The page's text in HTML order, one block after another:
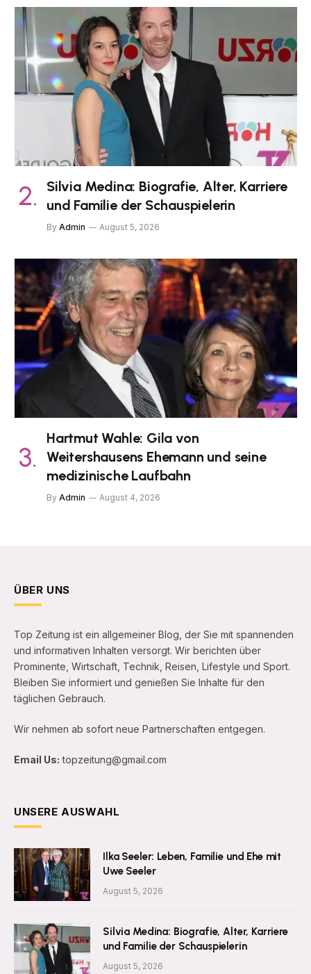
Silvia Medina: Biografie, Alter, Karriere
und Familie der Schauspielerin
By Admin August 5, 2026
Hartmut Wahle: Gila von
Weitershausens Ehemann und seine
medizinische Laufbahn
By Admin August 4, 2026
ÜBER UNS
Top Zeitung ist ein allgemeiner Blog, der Sie mit spannenden
und informativen Inhalten versorgt. Wir berichten über
Prominente, Wirtschaft, Technik, Reisen, Lifestyle und Sport.
Bleiben Sie informiert und genießen Sie Inhalte für den
täglichen Gebrauch.
Wir nehmen ab sofort neue Partnerschaften entgegen.
Email Us: topzeitung@gmail.com
UNSERE AUSWAHL
Ilka Seeler: Leben, Familie und Ehe mit
Uwe Seeler
August 5, 2026
Silvia Medina: Biografie, Alter, Karriere
und Familie der Schauspielerin
August 5, 2026